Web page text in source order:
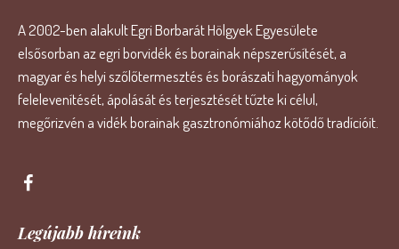
A 2002-ben alakult Egri Borbarát Hölgyek Egyesülete
elsősorban az egri borvidék és borainak népszerűsítését, a
magyar és helyi szőlőtermesztés és borászati hagyományok
felelevenítését, ápolását és terjesztését tűzte ki célul,
megőrizvén a vidék borainak gasztronómiához kötődő tradícióit.
Legújabb híreink